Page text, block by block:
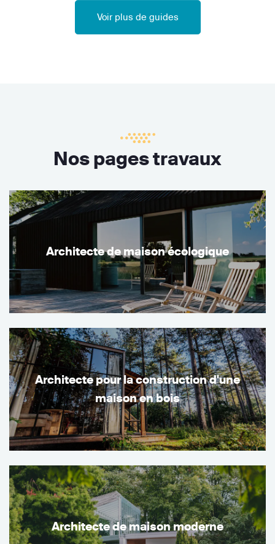
Voir plus de guides
Nos pages travaux
Architecte de maison écologique
Architecte pour la construction d'une
maison en bois
Architecte de maison moderne